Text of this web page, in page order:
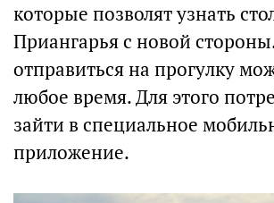
которые позволят узнать
Приангарья с новой
отправиться на прогулку
любое время. Для этого
зайти в специальное
приложение.